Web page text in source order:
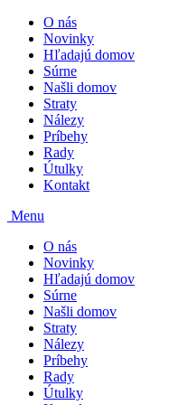
O nás
Novinky
Hľadajú domov
Súrne
Našli domov
Straty
Nálezy
Príbehy
Rady
Útulky
Kontakt
Menu
O nás
Novinky
Hľadajú domov
Súrne
Našli domov
Straty
Nálezy
Príbehy
Rady
Útulky